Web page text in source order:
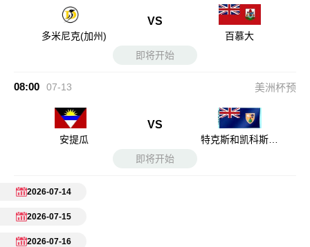
多米尼克(加州)
VS
百慕大
即将开始
08:00 07-13 美洲杯预
安提瓜
VS
特克斯和凯科斯群
即将开始
2026-07-14
2026-07-15
2026-07-16